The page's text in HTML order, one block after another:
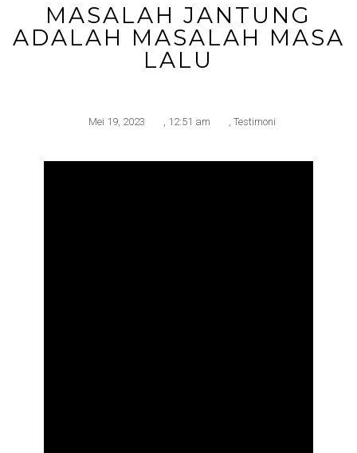
MASALAH JANTUNG
ADALAH MASALAH MASA
LALU
Mei 19, 2023 12:51 am Testimoni